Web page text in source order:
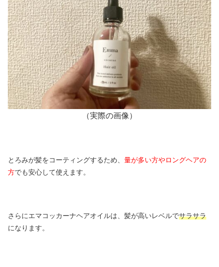
（実際の画像）
とろみが髪をコーティングするため、 量が多い方やロングヘアの
方でも安心して使えます。
さらにエマコッカーナヘアオイルは、髪が高いレベルでサラサラ
になります。